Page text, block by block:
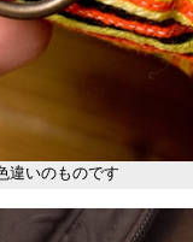
違いのものです